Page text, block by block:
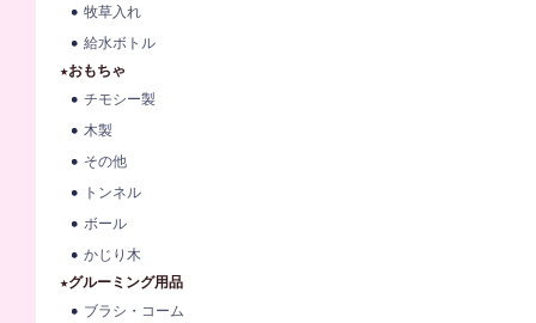
牧草入れ
給水ボトル
★おもちゃ
チモシー製
木製
その他
トンネル
ボール
かじり木
★グルーミング用品
ブラシ・コーム